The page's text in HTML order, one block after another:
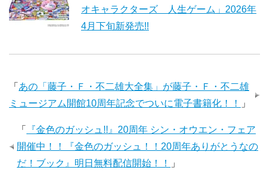
オキャラクターズ 人生ゲーム」2026年
4月下旬新発売!!
「 あの「藤子・Ｆ・不二雄大全集」が藤子・Ｆ・不二雄
ミュージアム開館10周年記念でついに電子書籍化！！
」
「
『金色のガッシュ!!』20周年 シン・オウエン・フェア
開催中！！『金色のガッシュ！！20周年ありがとうなの
だ！ブック』明日無料配信開始！！
」